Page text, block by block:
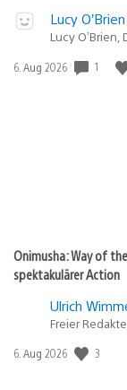
Lucy O’Brien
Lucy
Veröffentlichungsdatum:
6. Aug 2026 1
Onimusha: Way of
spektakulärer Action
Ulrich
Freier
Veröffentlichungsdatum:
6. Aug 2026 3